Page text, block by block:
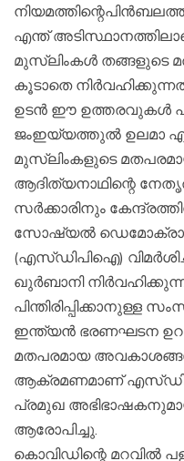
എന്ത്
മുസ്‌ലിംകള്‍ തങ്ങളുടെ
കൂടാതെ
ഉടന്‍ ഈ ഉത്തരവുകള്‍
ജംഇയ്യത്തുല്‍ ഉലമാ എ
മുസ്‌ലിംകളുടെ
ആദിത്യനാഥിന്റെ
സര്‍ക്കാരിനും
സോഷ്യല്‍
(എസ്ഡിപിഐ)
ഖുര്‍ബാനി
പിന്തിരിപ്പിക്കാനുള്ള
ഇന്ത്യന്‍ ഭരണഘടന
മതപരമായ
ആക്രമണമാണ്
പ്രമുഖ
ആരോപിച്ചു.
കൊവിഡിന്റെ മറവില്‍